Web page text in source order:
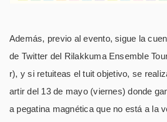
Además, previo al evento, sigue la
de Twitter del Rilakkuma Ensemble
r), y si retuiteas el tuit objetivo, se
artir del 13 de mayo (viernes) donde
a pegatina magnética que no está a la